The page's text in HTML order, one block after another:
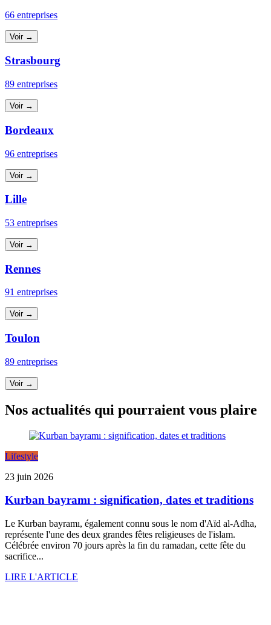
66 entreprises
Voir →
Strasbourg
89 entreprises
Voir →
Bordeaux
96 entreprises
Voir →
Lille
53 entreprises
Voir →
Rennes
91 entreprises
Voir →
Toulon
89 entreprises
Voir →
Nos actualités qui pourraient vous plaire
Lifestyle
23 juin 2026
Kurban bayramı : signification, dates et traditions
Le Kurban bayramı, également connu sous le nom d'Aïd al-Adha,
représente l'une des deux grandes fêtes religieuses de l'islam.
Célébrée environ 70 jours après la fin du ramadan, cette fête du
sacrifice...
LIRE L'ARTICLE